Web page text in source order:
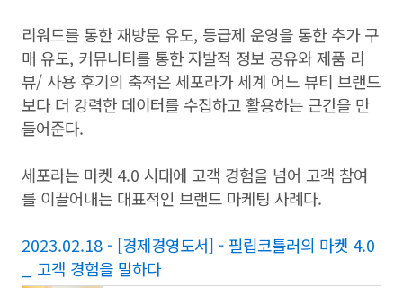
리워드를 통한 재방문 유도, 등급제 운영을 통한 추가 구
매 유도, 커뮤니티를 통한 자발적 정보 공유와 제품 리
뷰/ 사용 후기의 축적은 세포라가 세계 어느 뷰티 브랜드
보다 더 강력한 데이터를 수집하고 활용하는 근간을 만
들어준다.
세포라는 마켓 4.0 시대에 고객 경험을 넘어 고객 참여
를 이끌어내는 대표적인 브랜드 마케팅 사례다.
2023.02.18 - [경제경영도서] - 필립코틀러의 마켓 4.0
_ 고객 경험을 말하다